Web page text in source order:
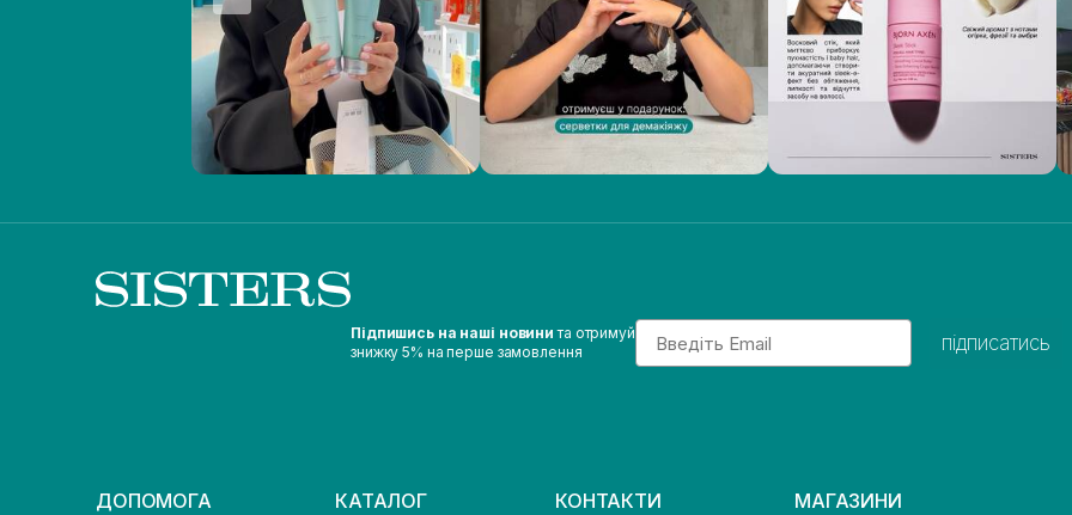
Підпишись на наші новини та отримуй
знижку 5% на перше замовлення
Email
підписатись
ДОПОМОГА КАТАЛОГ КОНТАКТИ МАГАЗИНИ